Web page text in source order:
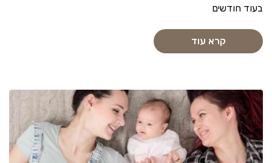
בעוד חודשים
קרא עוד